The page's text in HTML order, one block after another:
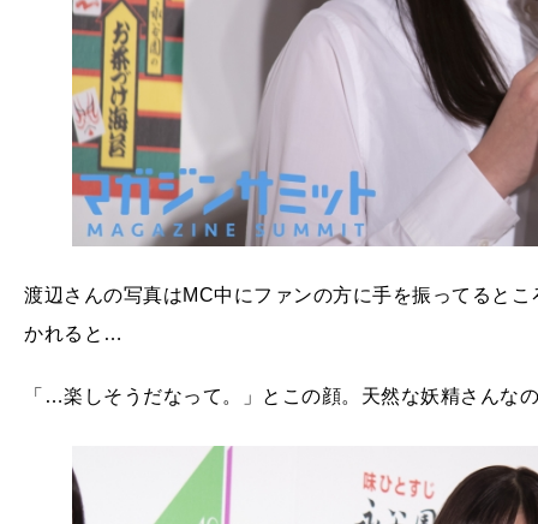
渡辺さんの写真はMC中にファンの方に手を振ってると
かれると…
「…楽しそうだなって。」とこの顔。天然な妖精さんな